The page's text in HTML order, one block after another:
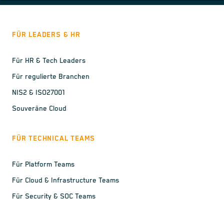
FÜR LEADERS & HR
Für HR & Tech Leaders
Für regulierte Branchen
NIS2 & ISO27001
Souveräne Cloud
FÜR TECHNICAL TEAMS
Für Platform Teams
Für Cloud & Infrastructure Teams
Für Security & SOC Teams